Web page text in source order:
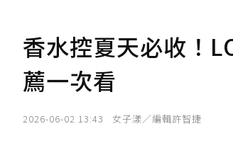
香水控夏天必收！
薦一次看
2026-06-02 13:43 女子漾／編輯許智捷